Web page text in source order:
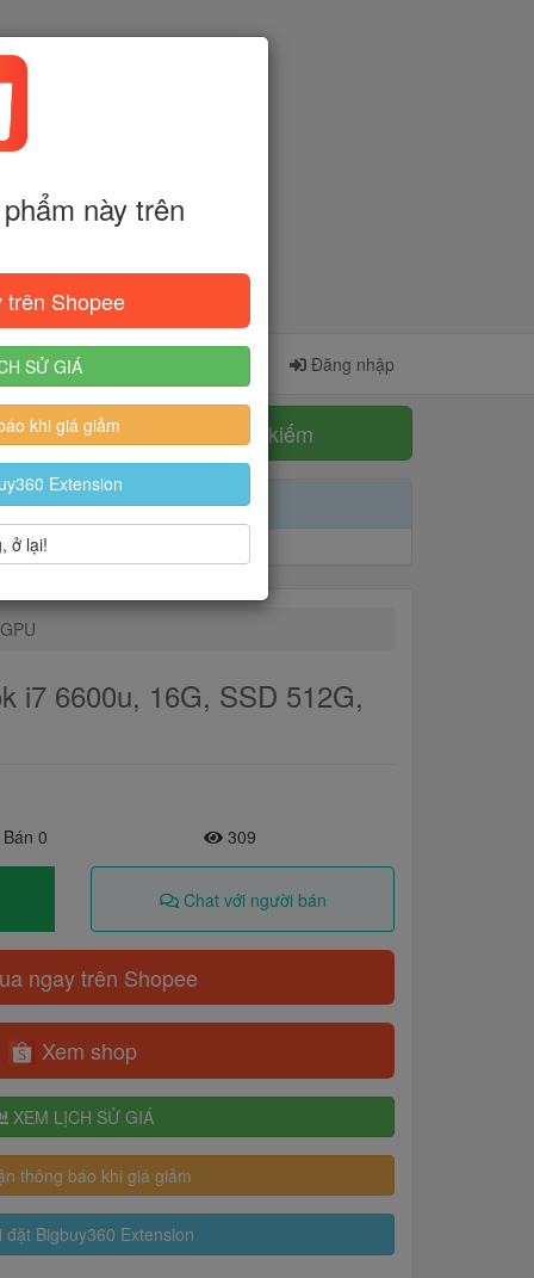
đặt Extension Đăng nhập
Tìm kiếm
i7 6600u, 16G, SSD 512G,
0 309
Chat với người bán
ngay trên Shopee
Xem shop
XEM LỊCH SỬ GIÁ
thông báo khi giá giảm
đặt Bigbuy360 Extension
này trên
trên Shopee
SỬ GIÁ
khi giá giảm
Extension
ở lại!